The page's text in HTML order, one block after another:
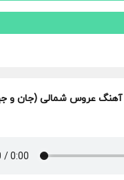
آهنگ عروس شمالی (جان و